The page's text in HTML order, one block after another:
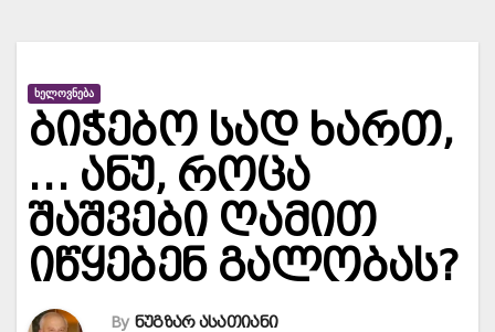
ᲮᲔᲚᲝᲕᲜᲔᲑᲐ
ბიჭებო სად ხართ,
… ანუ, როცა
შაშვები ღამით
იწყებენ გალობას?
By ნუგზარ ასათიანი